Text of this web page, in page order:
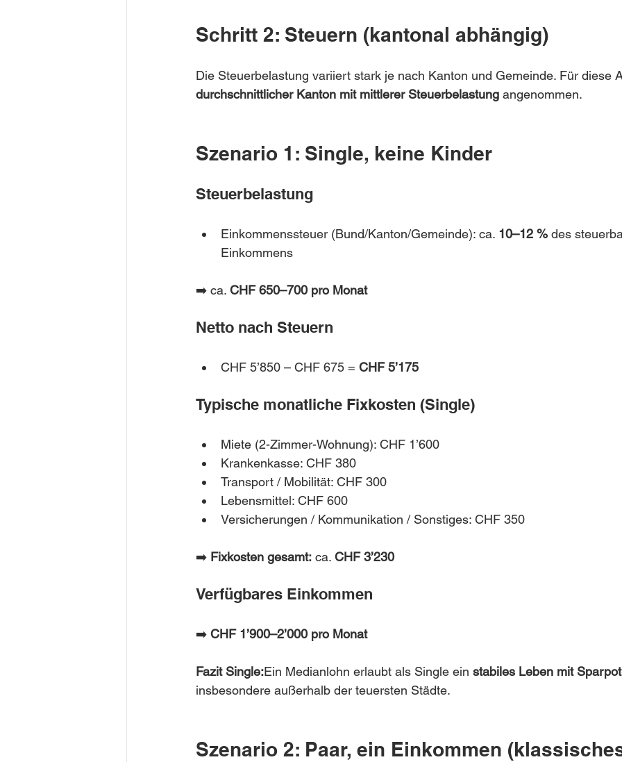
Schritt 2: Steuern (kantonal abhängig)
Die Steuerbelastung variiert stark je nach Kanton und Gemeinde. Für diese
durchschnittlicher Kanton mit mittlerer Steuerbelastung angenommen.
Szenario 1: Single, keine Kinder
Steuerbelastung
Einkommenssteuer (Bund/Kanton/Gemeinde): ca. 10–12 % des
Einkommens
➡️ ca. CHF 650–700 pro Monat
Netto nach Steuern
CHF 5’850 – CHF 675 = CHF 5’175
Typische monatliche Fixkosten (Single)
Miete (2-Zimmer-Wohnung): CHF 1’600
Krankenkasse: CHF 380
Transport / Mobilität: CHF 300
Lebensmittel: CHF 600
Versicherungen / Kommunikation / Sonstiges: CHF 350
➡️ Fixkosten gesamt: ca. CHF 3’230
Verfügbares Einkommen
➡️ CHF 1’900–2’000 pro Monat
Fazit Single:Ein Medianlohn erlaubt als Single ein stabiles Leben mit
insbesondere außerhalb der teuersten Städte.
Szenario 2: Paar, ein Einkommen